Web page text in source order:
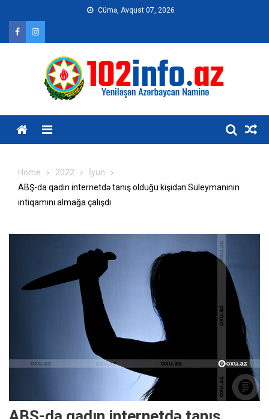
content
Cümə, Avqust 07, 2026
Home 2022
İyun
ABŞ-da qadın internetdə tanış olduğu kişidən Süleymaninin
intiqamını almağa çalışdı